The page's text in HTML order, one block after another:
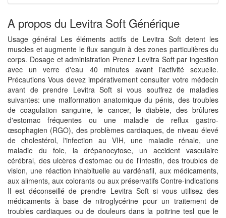
A propos du Levitra Soft Générique
Usage général Les éléments actifs de Levitra Soft detent les
muscles et augmente le flux sanguin à des zones particulières du
corps. Dosage et administration Prenez Levitra Soft par ingestion
avec un verre d'eau 40 minutes avant l'activité sexuelle.
Précautions Vous devez impérativement consulter votre médecin
avant de prendre Levitra Soft si vous souffrez de maladies
suivantes: une malformation anatomique du pénis, des troubles
de coagulation sanguine, le cancer, le diabète, des brûlures
d'estomac fréquentes ou une maladie de reflux gastro-
œsophagien (RGO), des problèmes cardiaques, de niveau élevé
de cholestérol, l'infection au VIH, une maladie rénale, une
maladie du foie, la drépanocytose, un accident vasculaire
cérébral, des ulcères d'estomac ou de l'intestin, des troubles de
vision, une réaction inhabituelle au vardénafil, aux médicaments,
aux aliments, aux colorants ou aux préservatifs Contre-indications
Il est déconseillé de prendre Levitra Soft si vous utilisez des
médicaments à base de nitroglycérine pour un traitement de
troubles cardiaques ou de douleurs dans la poitrine tesl que le